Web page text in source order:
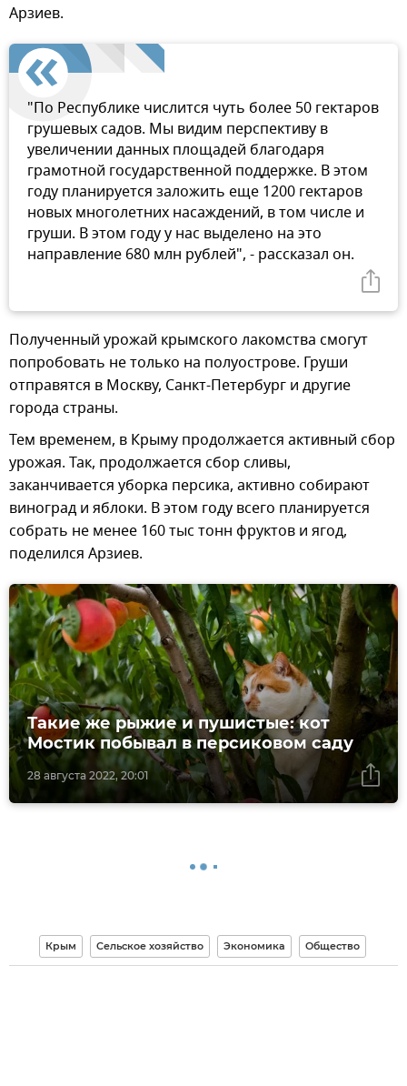
Арзиев.
"По Республике числится чуть более 50 гектаров
грушевых садов. Мы видим перспективу в
увеличении данных площадей благодаря
грамотной государственной поддержке. В этом
году планируется заложить еще 1200 гектаров
новых многолетних насаждений, в том числе и
груши. В этом году у нас выделено на это
направление 680 млн рублей", - рассказал он.
Полученный урожай крымского лакомства смогут
попробовать не только на полуострове. Груши
отправятся в Москву, Санкт-Петербург и другие
города страны.
Тем временем, в Крыму продолжается активный сбор
урожая. Так, продолжается сбор сливы,
заканчивается уборка персика, активно собирают
виноград и яблоки. В этом году всего планируется
собрать не менее 160 тыс тонн фруктов и ягод,
поделился Арзиев.
28 августа 2022, 20:01
Такие же рыжие и пушистые: кот
Мостик побывал в персиковом саду
Крым Сельское хозяйство Экономика Общество